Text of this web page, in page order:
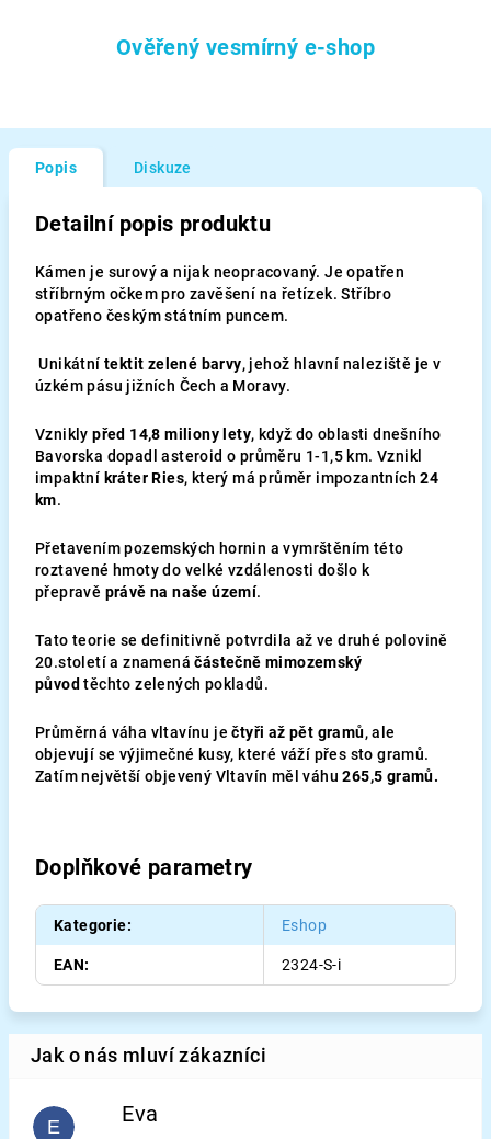
Ověřený vesmírný e-shop
Popis Diskuze
Detailní popis produktu
Kámen je surový a nijak neopracovaný. Je opatřen
stříbrným očkem pro zavěšení na řetízek. Stříbro
opatřeno českým státním puncem.
Unikátní tektit zelené barvy, jehož hlavní naleziště je v
úzkém pásu jižních Čech a Moravy.
Vznikly před 14,8 miliony lety, když do oblasti dnešního
Bavorska dopadl asteroid o průměru 1-1,5 km. Vznikl
impaktní kráter Ries, který má průměr impozantních 24
km.
Přetavením pozemských hornin a vymrštěním této
roztavené hmoty do velké vzdálenosti došlo k
přepravě právě na naše území.
Tato teorie se definitivně potvrdila až ve druhé polovině
20.století a znamená částečně mimozemský
původ těchto zelených pokladů.
Průměrná váha vltavínu ječtyři až pět gramů, ale
objevují se výjimečné kusy, které váží přes sto gramů.
Zatím největší objevený Vltavín měl váhu265,5 gramů.
Doplňkové parametry
Kategorie: Eshop
EAN: 2324-S-i
E Eva